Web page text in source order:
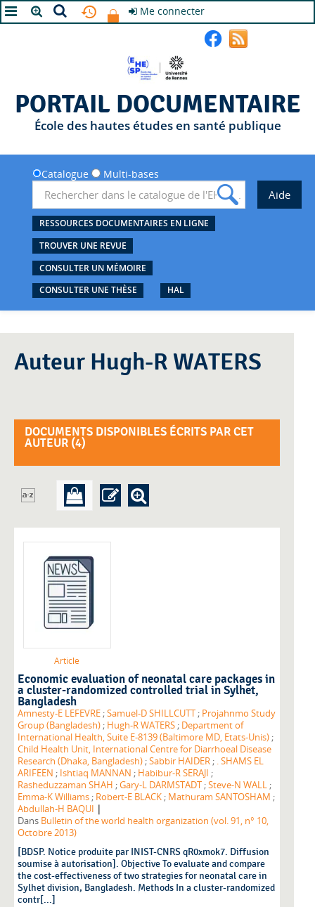
Me connecter
PORTAIL DOCUMENTAIRE
École des hautes études en santé publique
Catalogue Multi-bases
RESSOURCES DOCUMENTAIRES EN LIGNE
TROUVER UNE REVUE
CONSULTER UN MÉMOIRE
CONSULTER UNE THÈSE
HAL
Auteur Hugh-R WATERS
DOCUMENTS DISPONIBLES ÉCRITS PAR CET
AUTEUR (4)
Article
Economic evaluation of neonatal care packages in
a cluster-randomized controlled trial in Sylhet,
Bangladesh
Amnesty-E LEFEVRE ;Samuel-D SHILLCUTT ; Projahnmo Study
Group (Bangladesh) ; Hugh-R WATERS ; Department of
International Health, Suite E-8139 (Baltimore MD, Etats-Unis) ;
Child Health Unit, International Centre for Diarrhoeal Disease
Research (Dhaka, Bangladesh) ;Sabbir HAIDER ; . SHAMS EL
ARIFEEN ; Ishtiaq MANNAN ; Habibur-R SERAJI ;
Rasheduzzaman SHAH ;Gary-L DARMSTADT ;Steve-N WALL ;
Emma-K Williams ; Robert-E BLACK ; Mathuram SANTOSHAM ;
Abdullah-H BAQUI |
Dans Bulletin of the world health organization (vol. 91, n° 10,
Octobre 2013)
[BDSP. Notice produite par INIST-CNRS qR0xmok7. Diffusion
soumise à autorisation]. Objective To evaluate and compare
the cost-effectiveness of two strategies for neonatal care in
Sylhet division, Bangladesh. Methods In a cluster-randomized
contr[...]